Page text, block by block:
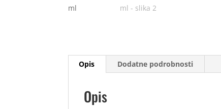
Opis Dodatne podrobnosti
Opis